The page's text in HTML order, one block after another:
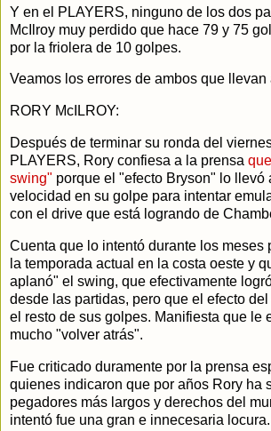
Y en el PLAYERS, ninguno de los dos
McIlroy muy perdido que hace 79 y 75
por la friolera de 10 golpes.
Veamos los errores de ambos que llevan
RORY McILROY:
Después de terminar su ronda del
PLAYERS, Rory confiesa a la prensa
swing" porque el "efecto Bryson" lo llevó
velocidad en su golpe para intentar
con el drive que está logrando de
Cuenta que lo intentó durante los meses
la temporada actual en la costa oeste y
aplanó" el swing, que efectivamente
desde las partidas, pero que el efecto
el resto de sus golpes. Manifiesta que le
mucho "volver atrás".
Fue criticado duramente por la prensa
quienes indicaron que por años Rory ha
pegadores más largos y derechos del
intentó fue una gran e innecesaria locura.